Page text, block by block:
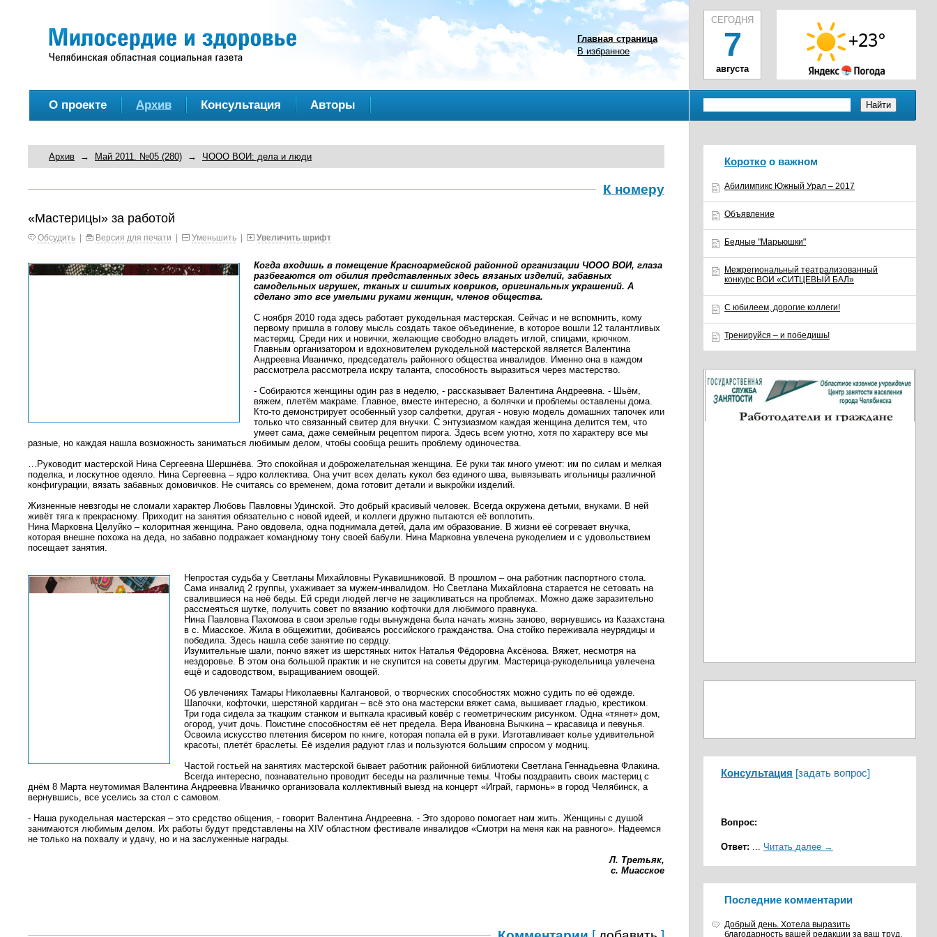
Главная страница
В избранное
СЕГОДНЯ
7
августа
О проекте Архив Консультация Авторы
Архив → Май 2011. №05 (280) → ЧООО ВОИ: дела и люди
К номеру
«Мастерицы» за работой
Обсудить Версия для печати Уменьшить Увеличить шрифт
Когда входишь в помещение Красноармейской районной организации ЧООО ВОИ, глаза
разбегаются от обилия представленных здесь вязаных изделий, забавных
самодельных игрушек, тканых и сшитых ковриков, оригинальных украшений. А
сделано это все умелыми руками женщин, членов общества.
С ноября 2010 года здесь работает рукодельная мастерская. Сейчас и не вспомнить, кому
первому пришла в голову мысль создать такое объединение, в которое вошли 12 талантливых
мастериц. Среди них и новички, желающие свободно владеть иглой, спицами, крючком.
Главным организатором и вдохновителем рукодельной мастерской является Валентина
Андреевна Иваничко, председатель районного общества инвалидов. Именно она в каждом
рассмотрела рассмотрела искру таланта, способность выразиться через мастерство.
- Собираются женщины один раз в неделю, - рассказывает Валентина Андреевна. - Шьём,
вяжем, плетём макраме. Главное, вместе интересно, а болячки и проблемы оставлены дома.
Кто-то демонстрирует особенный узор салфетки, другая - новую модель домашних тапочек или
только что связанный свитер для внучки. С энтузиазмом каждая женщина делится тем, что
умеет сама, даже семейным рецептом пирога. Здесь всем уютно, хотя по характеру все мы
разные, но каждая нашла возможность заниматься любимым делом, чтобы сообща решить проблему одиночества.
…Руководит мастерской Нина Сергеевна Шершнёва. Это спокойная и доброжелательная женщина. Её руки так много умеют: им по силам и мелкая
поделка, и лоскутное одеяло. Нина Сергеевна – ядро коллектива. Она учит всех делать кукол без единого шва, вывязывать игольницы различной
конфигурации, вязать забавных домовичков. Не считаясь со временем, дома готовит детали и выкройки изделий.
Жизненные невзгоды не сломали характер Любовь Павловны Удинской. Это добрый красивый человек. Всегда окружена детьми, внуками. В ней
живёт тяга к прекрасному. Приходит на занятия обязательно с новой идеей, и коллеги дружно пытаются её воплотить.
Нина Марковна Целуйко – колоритная женщина. Рано овдовела, одна поднимала детей, дала им образование. В жизни её согревает внучка,
которая внешне похожа на деда, но забавно подражает командному тону своей бабули. Нина Марковна увлечена рукоделием и с удовольствием
посещает занятия.
Непростая судьба у Светланы Михайловны Рукавишниковой. В прошлом – она работник паспортного стола.
Сама инвалид 2 группы, ухаживает за мужем-инвалидом. Но Светлана Михайловна старается не сетовать на
свалившиеся на неё беды. Ей среди людей легче не зацикливаться на проблемах. Можно даже заразительно
рассмеяться шутке, получить совет по вязанию кофточки для любимого правнука.
Нина Павловна Пахомова в свои зрелые годы вынуждена была начать жизнь заново, вернувшись из Казахстана
в с. Миасское. Жила в общежитии, добиваясь российского гражданства. Она стойко переживала неурядицы и
победила. Здесь нашла себе занятие по сердцу.
Изумительные шали, пончо вяжет из шерстяных ниток Наталья Фёдоровна Аксёнова. Вяжет, несмотря на
нездоровье. В этом она большой практик и не скупится на советы другим. Мастерица-рукодельница увлечена
ещё и садоводством, выращиванием овощей.
Об увлечениях Тамары Николаевны Калгановой, о творческих способностях можно судить по её одежде.
Шапочки, кофточки, шерстяной кардиган – всё это она мастерски вяжет сама, вышивает гладью, крестиком.
Три года сидела за ткацким станком и выткала красивый ковёр с геометрическим рисунком. Одна «тянет» дом,
огород, учит дочь. Поистине способностям её нет предела. Вера Ивановна Вычкина – красавица и певунья.
Освоила искусство плетения бисером по книге, которая попала ей в руки. Изготавливает колье удивительной
красоты, плетёт браслеты. Её изделия радуют глаз и пользуются большим спросом у модниц.
Частой гостьей на занятиях мастерской бывает работник районной библиотеки Светлана Геннадьевна Флакина.
Всегда интересно, познавательно проводит беседы на различные темы. Чтобы поздравить своих мастериц с
днём 8 Марта неутомимая Валентина Андреевна Иваничко организовала коллективный выезд на концерт «Играй, гармонь» в город Челябинск, а
вернувшись, все уселись за стол с самовом.
- Наша рукодельная мастерская – это средство общения, - говорит Валентина Андреевна. - Это здорово помогает нам жить. Женщины с душой
занимаются любимым делом. Их работы будут представлены на XIV областном фестивале инвалидов «Смотри на меня как на равного». Надеемся
не только на похвалу и удачу, но и на заслуженные награды.
Л. Третьяк,
с. Миасское
Коротко о важном
Абилимпикс Южный Урал – 2017
Объявление
Бедные "Марьюшки"
Межрегиональный театрализованный
конкурс ВОИ «СИТЦЕВЫЙ БАЛ»
С юбилеем, дорогие коллеги!
Тренируйся – и победишь!
Консультация [задать вопрос]
Вопрос:
Ответ: ... Читать далее →
Последние комментарии
Добрый день. Хотела выразить
благодарность вашей редакции за ваш труд,